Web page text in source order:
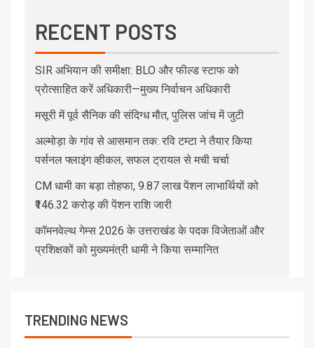
RECENT POSTS
SIR अभियान की समीक्षा: BLO और फील्ड स्टाफ को
प्रोत्साहित करें अधिकारी—मुख्य निर्वाचन अधिकारी
मसूरी में पूर्व सैनिक की संदिग्ध मौत, पुलिस जांच में जुटी
अल्मोड़ा के गांव से आसमान तक: रवि टम्टा ने तैयार किया
पर्सनल फ्लाइंग व्हीकल, सफल ट्रायल से मची चर्चा
CM धामी का बड़ा तोहफा, 9.87 लाख पेंशन लाभार्थियों को
₹146.32 करोड़ की पेंशन राशि जारी
कॉमनवेल्थ गेम्स 2026 के उत्तराखंड के पदक विजेताओं और
प्रशिक्षकों को मुख्यमंत्री धामी ने किया सम्मानित
TRENDING NEWS